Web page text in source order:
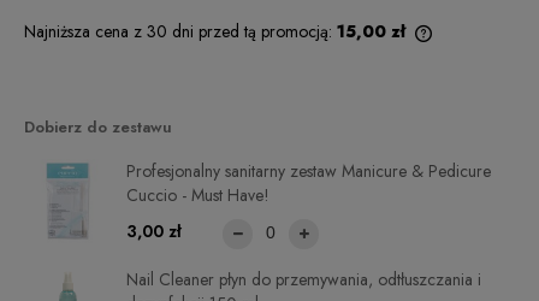
Najniższa cena z 30 dni przed tą promocją: 15,00 zł
Dobierz do zestawu
Profesjonalny sanitarny zestaw Manicure & Pedicure
Cuccio - Must Have!
3,00 zł
Nail Cleaner płyn do przemywania, odtłuszczania i